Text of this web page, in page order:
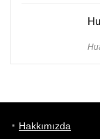
Hakkımızda